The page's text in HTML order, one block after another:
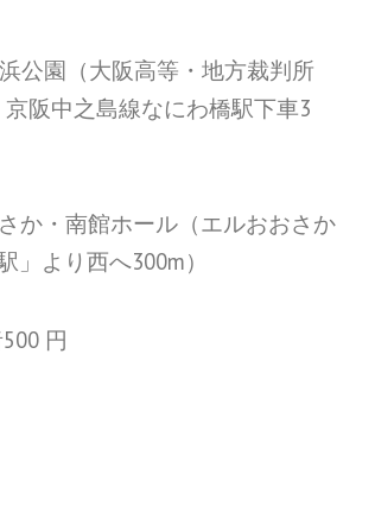
園（大阪高等・地方裁判所
阪中之島線なにわ橋駅下車3
か・ 南館ホール （エルおおさか
より西へ300m）
円